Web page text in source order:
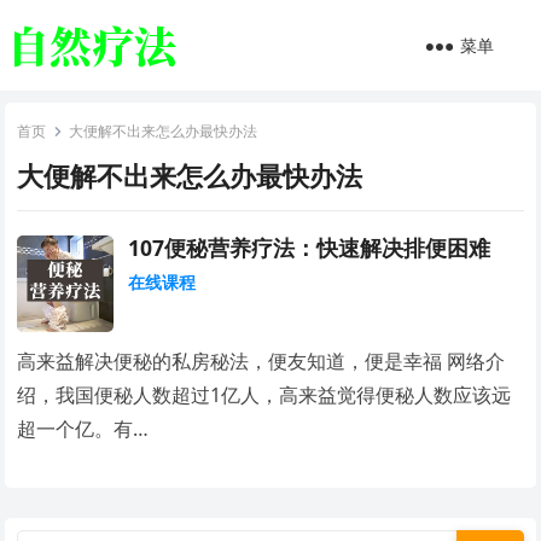
菜单
首页 大便解不出来怎么办最快办法
大便解不出来怎么办最快办法
107便秘营养疗法：快速解决排便困难
在线课程
高来益解决便秘的私房秘法，便友知道，便是幸福 网络介
绍，我国便秘人数超过1亿人，高来益觉得便秘人数应该远
超一个亿。有…